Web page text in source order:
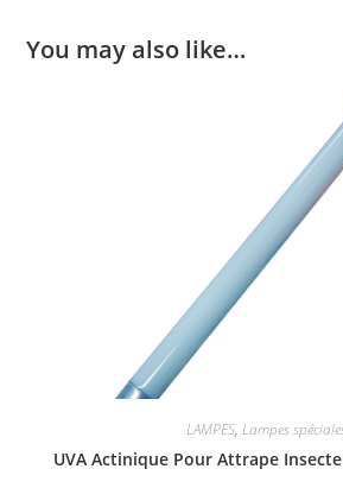
You may also like…
LAMPES, Lampes
UVA Actinique Pour Attrape Insecte